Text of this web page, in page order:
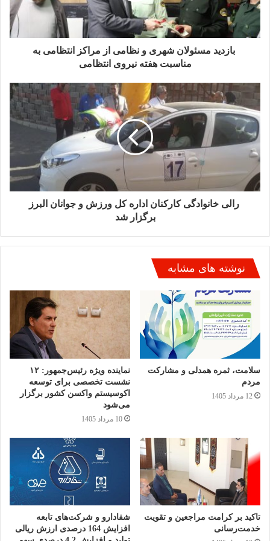
البرز خبر داد
7 آذر 1402
اقدامات مهم حوزه درمان دانشگاه
25 بهمن 1401
وی در پایان خاطرنشان کرد: در صورت بروز علائم افسردگی،
مراجعه به روان‌پزشک یا روان‌شناس و دریافت مشاوره تخصصی
ضروری است. درمان‌های دارویی، روان‌درمانی و حمایت خانوادگی
سه رکن اصلی درمان افسردگی در سالمندان هستند و با مداخله
به‌موقع، اکثر بیماران بهبود قابل‌توجهی پیدا می‌کنند.
بازدید مسئولان شهری و نظامی از مراکز انتظامی به
مناسبت هفته نیروی انتظامی
رالی خانوادگی کارکنان اداره کل ورزش و جوانان البرز
برگزار شد
نوشته های مشابه
سلامت، ثمره همدلی و مشارکت
مردم
12 مرداد 1405
نماینده ویژه رئیس‌جمهور: ۱۲
نشست تخصصی برای توسعه
اکوسیستم واکسن کشور برگزار
می‌شود
10 مرداد 1405
تاکید بر کرامت مراجعین و تقویت
خدمت‌رسانی
شفادارو و شرکت‌های تابعه
افزایش 164 درصدی ارزش ریالی